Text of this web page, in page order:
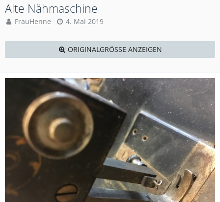
Alte Nähmaschine
FrauHenne 4. Mai 2019
ORIGINALGRÖSSE ANZEIGEN